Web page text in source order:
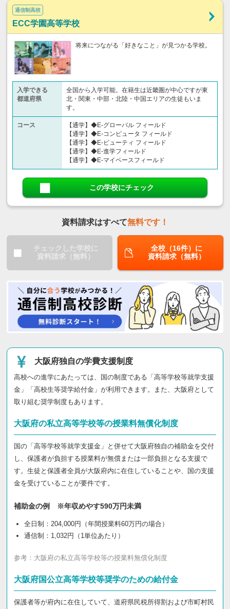
通信制高校
ECC学園高等学校
将来につながる「好きなこと」が見つかる学校。
入学できる
都道府県
全国から入学可能。在籍生は近畿圏が中心ですが東
北・関東・中部・北陸・中国エリアの生徒もいま
す。
コース
【通学】◆E-グローバル フィールド
【通学】◆E-コンピュータ フィールド
【通学】◆E-ビューティ フィールド
【通学】◆E-進学フィールド
【通学】◆E-マイペースフィールド
この学校にチェック
資料請求はすべて無料です！
チェックした学校に
資料請求（無料）
全校（16件）に
資料請求（無料）
大阪府独自の学費支援制度
高校への進学にあたっては、国の制度である「高等学校等就学支援
金」「高校生等奨学給付金」が利用できます。また、大阪府として
取り組む奨学制度もあります。
大阪府の私立高等学校等の授業料無償化制度
国の「高等学校等就学支援金」と併せて大阪府独自の補助金を交付
し、保護者が負担する授業料が無償または一部負担となる支援で
す。生徒と保護者全員が大阪府内に在住していることや、国の支援
金を受けていることが要件です。
補助金の例 ※年収めやす590万円未満
全日制：204,000円（年間授業料60万円の場合）
通信制：1,032円（1単位あたり）
参考： 大阪府の私立高等学校等の授業料無償化制度
大阪府国公立高等学校等奨学のための給付金
保護者等が府内に在住していて、道府県民税所得割および市町村民